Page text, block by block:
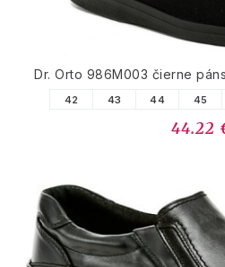
Dr. Orto 986M003 čierne
42 43 44 45
44.22